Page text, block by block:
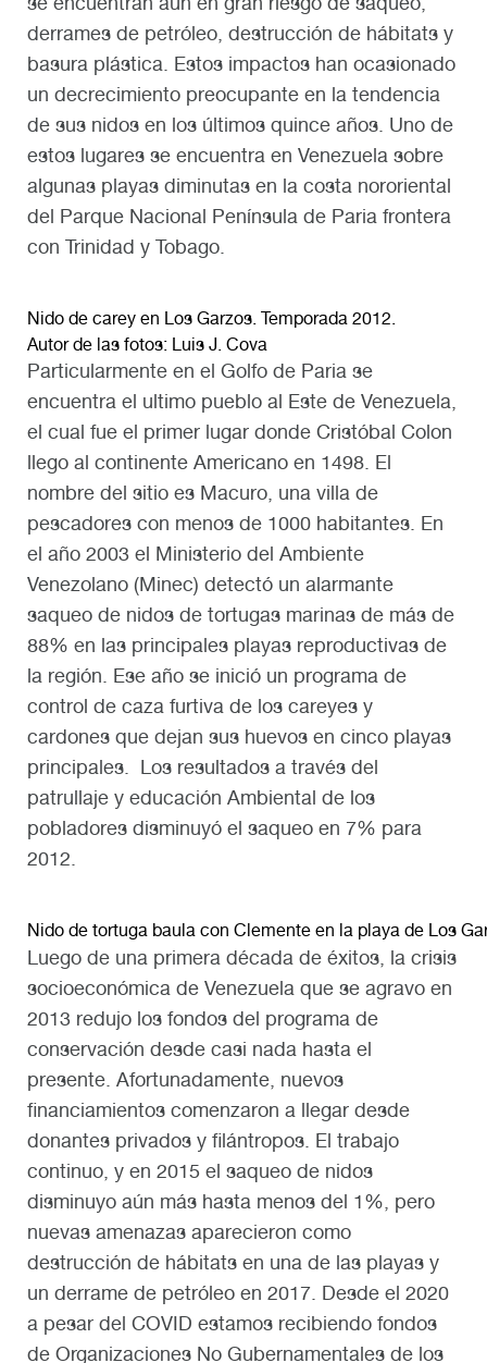
derrames de petróleo, destrucción de hábitats y
basura plástica. Estos impactos han ocasionado
un decrecimiento preocupante en la tendencia
de sus nidos en los últimos quince años. Uno de
estos lugares se encuentra en Venezuela sobre
algunas playas diminutas en la costa nororiental
del Parque Nacional Península de Paria frontera
con Trinidad y Tobago.
Nido de carey en Los Garzos. Temporada 2012.
Autor de las fotos: Luis J. Cova
Particularmente en el Golfo de Paria se
encuentra el ultimo pueblo al Este de Venezuela,
el cual fue el primer lugar donde Cristóbal Colon
llego al continente Americano en 1498. El
nombre del sitio es Macuro, una villa de
pescadores con menos de 1000 habitantes. En
el año 2003 el Ministerio del Ambiente
Venezolano (Minec) detectó un alarmante
saqueo de nidos de tortugas marinas de más de
88% en las principales playas reproductivas de
la región. Ese año se inició un programa de
control de caza furtiva de los careyes y
cardones que dejan sus huevos en cinco playas
principales. Los resultados a través del
patrullaje y educación Ambiental de los
pobladores disminuyó el saqueo en 7% para
2012.
Nido de tortuga baula con Clemente en la playa de Los
Luego de una primera década de éxitos, la crisis
socioeconómica de Venezuela que se agravo en
2013 redujo los fondos del programa de
conservación desde casi nada hasta el
presente. Afortunadamente, nuevos
financiamientos comenzaron a llegar desde
donantes privados y filántropos. El trabajo
continuo, y en 2015 el saqueo de nidos
disminuyo aún más hasta menos del 1%, pero
nuevas amenazas aparecieron como
destrucción de hábitats en una de las playas y
un derrame de petróleo en 2017. Desde el 2020
a pesar del COVID estamos recibiendo fondos
de Organizaciones No Gubernamentales de los